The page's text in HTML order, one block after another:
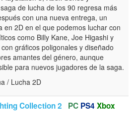
de lucha de los 90 regresa más
con una nueva entrega, un
en 2D en el que podemos luchar con
como Billy Kane, Joe Higashi y
gráficos poligonales y diseñado
amantes del género, aunque
para nuevos jugadores de la saga.
/ Lucha 2D
Collection 2 PC PS4 Xbox